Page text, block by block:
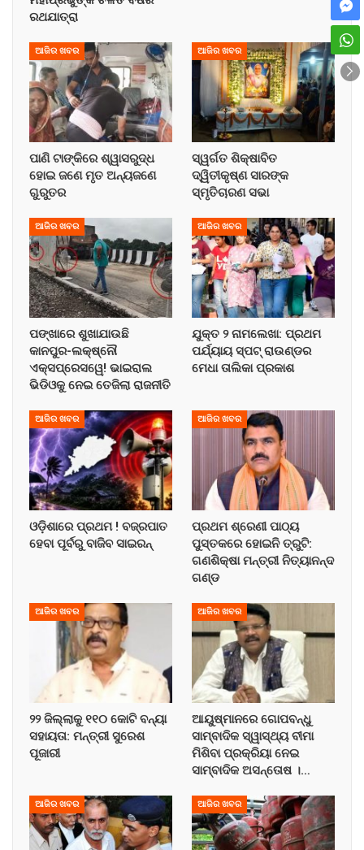
ରଥଯାତ୍ରା
ଆଜିର ଖବର
ପାଣି ଟାଙ୍କିରେ ଶ୍ୱାସରୁଦ୍ଧ
ହୋଇ ଜଣେ ମୃତ ଅନ୍ୟଜଣେ
ଗୁରୁତର
ଆଜିର ଖବର
ସ୍ୱର୍ଗତ ଶିକ୍ଷାବିତ
ଦ୍ୱିତୀକୃଷ୍ଣ ସାରଙ୍କ
ସ୍ମୃତିଚାରଣ ସଭା
ଆଜିର ଖବର
ପଙ୍ଖାରେ ଶୁଖାଯାଉଛି
କାନପୁର-ଲକ୍ଷ୍ନୌ
ଏକ୍ସପ୍ରେସୱେ! ଭାଇରାଲ
ଭିଡିଓକୁ ନେଇ ତେଜିଲା ରାଜନୀତି
ଆଜିର ଖବର
ଯୁକ୍ତ ୨ ନାମଲେଖା: ପ୍ରଥମ
ପର୍ଯ୍ୟାୟ ସ୍ପଟ୍ ରାଉଣ୍ଡର
ମେଧା ତାଲିକା ପ୍ରକାଶ
ଆଜିର ଖବର
ଓଡ଼ିଶାରେ ପ୍ରଥମ ! ବଜ୍ରପାତ
ହେବା ପୂର୍ବରୁ ବାଜିବ ସାଇରନ୍
ଆଜିର ଖବର
ପ୍ରଥମ ଶ୍ରେଣୀ ପାଠ୍ୟ
ପୁସ୍ତକରେ ହୋଇନି ତ୍ରୁଟି:
ଗଣଶିକ୍ଷା ମନ୍ତ୍ରୀ ନିତ୍ୟାନନ୍ଦ
ଗଣ୍ଡ
ଆଜିର ଖବର
୨୨ ଜିଲ୍ଲାକୁ ୧୧୦ କୋଟି ବନ୍ୟା
ସହାୟତା: ମନ୍ତ୍ରୀ ସୁରେଶ
ପୂଜାରୀ
ଆଜିର ଖବର
ଆୟୁଷ୍ମାନରେ ଗୋପବନ୍ଧୁ
ସାମ୍ବାଦିକ ସ୍ୱାସ୍ଥ୍ୟ ବୀମା
ମିଶିବା ପ୍ରକ୍ରିୟା ନେଇ
ସାମ୍ବାଦିକ ଅସନ୍ତୋଷ ।…
ଆଜିର ଖବର ଆଜିର ଖବର